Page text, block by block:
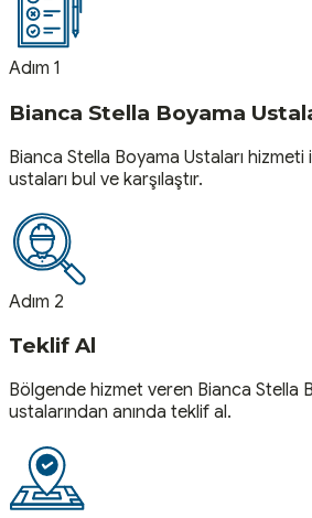
Adım 1
Bianca Stella Boyama
Bianca Stella Boyama Ustaları hizmeti
ustaları bul ve karşılaştır.
Adım 2
Teklif Al
Bölgende hizmet veren Bianca Stella
ustalarından anında teklif al.